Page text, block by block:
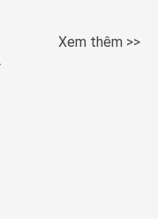
Xem thêm >>